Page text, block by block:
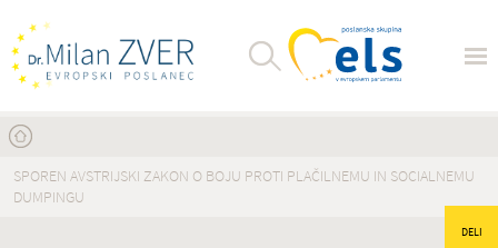
Nahajate se tukaj
SPOREN AVSTRIJSKI ZAKON O BOJU PROTI PLAČILNEMU IN SOCIALNEMU
DUMPINGU
DELI